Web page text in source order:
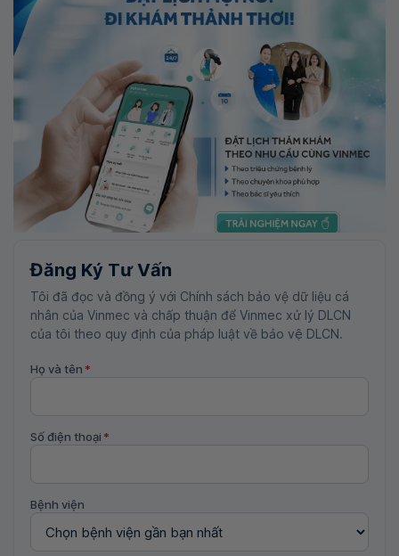
Đăng Ký Tư Vấn
Tôi đã đọc và đồng ý với Chính sách bảo vệ dữ liệu cá
nhân của Vinmec và chấp thuận để Vinmec xử lý DLCN
của tôi theo quy định của pháp luật về bảo vệ DLCN.
Họ và tên *
Số điện thoại *
Bệnh viện